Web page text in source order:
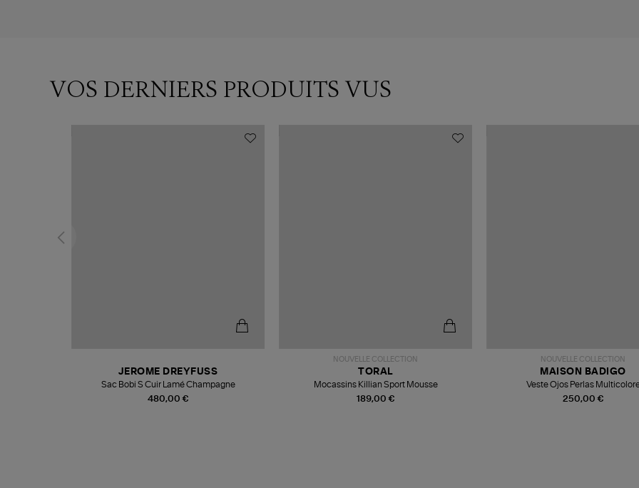
VOS DERNIERS PRODUITS VUS
480,00 €
JEROME DREYFUSS
Sac Bobi S Cuir Lamé Champagne
NOUVELLE COLLECTION
189,00 €
TORAL
Mocassins Killian Sport Mousse
NOUVELLE COLLECTION
250,00 €
MAISON BADIGO
Veste Ojos Perlas